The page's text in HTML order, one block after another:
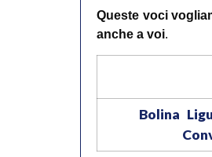
Queste voci
anche a voi.
Bolina